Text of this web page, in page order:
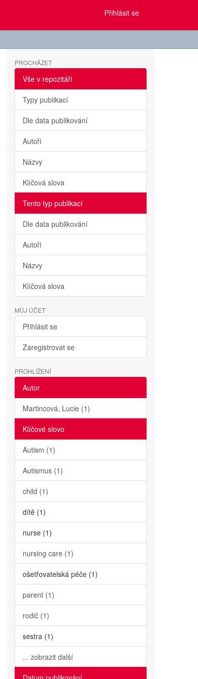
Přihlásit se
PROCHÁZET
Vše v repozitáři
Typy publikací
Dle data publikování
Autoři
Názvy
Klíčová slova
Tento typ publikací
Dle data publikování
Autoři
Názvy
Klíčová slova
MŮJ ÚČET
Přihlásit se
Zaregistrovat se
PROHLÍŽENÍ
Autor
Martincová, Lucie (1)
Klíčové slovo
Autism (1)
Autismus (1)
child (1)
dítě (1)
nurse (1)
nursing care (1)
ošetřovatelská péče (1)
parent (1)
rodič (1)
sestra (1)
... zobrazit další